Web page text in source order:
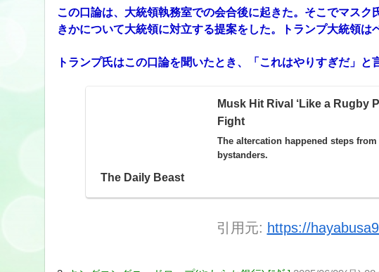
この口論は、大統領執務室での会合後に起きた。そこでマス
きかについて大統領に対立する提案をした。トランプ大統領は
トランプ氏はこの口論を聞いたとき、「これはやりすぎだ」と
Musk Hit Rival ‘Like a Rugby
Fight
The altercation happened steps
bystanders.
The Daily Beast
引用元: https://